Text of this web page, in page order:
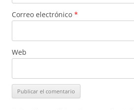
Correo electrónico *
Web